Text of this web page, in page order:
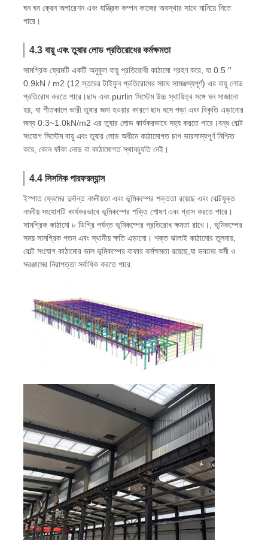
ঘন ঘন ক্রেন অপারেশন এবং যান্ত্রিক কম্পন কাজের অবস্থার সাথে মানিয়ে নিতে
পারে।
4.3 বায়ু এবং তুষার লোড প্রতিরোধের কর্মক্ষমতা
সামগ্রিক ফ্রেমটি একটি অনুকূল বায়ু প্রতিরোধী কাঠামো গ্রহণ করে, যা 0.5 ′′
0.9kN / m2 (12 স্তরের টাইফুন প্রতিরোধের সাথে সামঞ্জস্যপূর্ণ) এর বায়ু লোড
প্রতিরোধ করতে পারে।ছাদ এবং purlin সিস্টেম উচ্চ স্থায়িত্ব সঙ্গে ঘন সাজানো
হয়, যা শীতকালে ভারী তুষার জমা হওয়ার কারণে ছাদ ধসে পড়া এবং বিকৃতি এড়ানোর
জন্য 0.3~1.0kN/m2 এর তুষার লোড কার্যকরভাবে সহ্য করতে পারে।বন্ধ বোল্ট
সংযোগ সিস্টেম বায়ু এবং তুষার লোড অধীনে কাঠামোগত চাপ ভারসাম্যপূর্ণ নিশ্চিত
করে, কোন ফাঁকা নোড বা কাঠামোগত স্থানচ্যুতি নেই।
4.4 সিসমিক পারফরম্যান্স
ইস্পাত ফ্রেমের দুর্দান্ত নমনীয়তা এবং ভূমিকম্পের শক্ততা রয়েছে এবং বোল্টযুক্ত
নমনীয় সংযোগটি কার্যকরভাবে ভূমিকম্পের শক্তি শোষণ এবং গ্রাস করতে পারে।
সামগ্রিক কাঠামো ৮ ডিগ্রি পর্যন্ত ভূমিকম্পের প্রতিরোধ ক্ষমতা রাখে।, ভূমিকম্পের
সময় সামগ্রিক পতন এবং স্থানীয় ক্ষতি এড়ানো। শক্ত ঝালাই কাঠামোর তুলনায়,
বোল্ট সংযোগ কাঠামোর ভাল ভূমিকম্পের বাফার কর্মক্ষমতা রয়েছে,যা ভবনের কর্মী ও
সরঞ্জামের নিরাপত্তা সর্বাধিক করতে পারে.